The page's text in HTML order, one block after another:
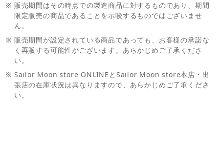
※ 販売期間はその時点での製造商品に対するものであり、期間
限定販売の商品であることを示唆するものではございませ
ん。
※ 販売期間が設定されている商品であっても、お客様の承諾な
く再販する可能性がございます。あらかじめご了承くださ
い。
※ Sailor Moon store ONLINEとSailor Moon store本店・出
張店の在庫状況は異なりますので、あらかじめご了承くださ
い。